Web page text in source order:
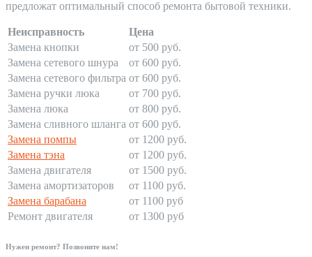
предложат оптимальный способ ремонта бытовой техники.
Неисправность
Цена
Замена кнопки
от 500 руб.
Замена сетевого шнура
от 600 руб.
Замена сетевого фильтра от 600 руб.
Замена ручки люка
от 700 руб.
Замена люка
от 800 руб.
Замена сливного шланга от 600 руб.
Замена помпы
от 1200 руб.
Замена тэна
от 1200 руб.
Замена двигателя
от 1500 руб.
Замена амортизаторов
от 1100 руб.
Замена барабана
от 1100 руб
Ремонт двигателя
от 1300 руб
Нужен ремонт? Позвоните нам!